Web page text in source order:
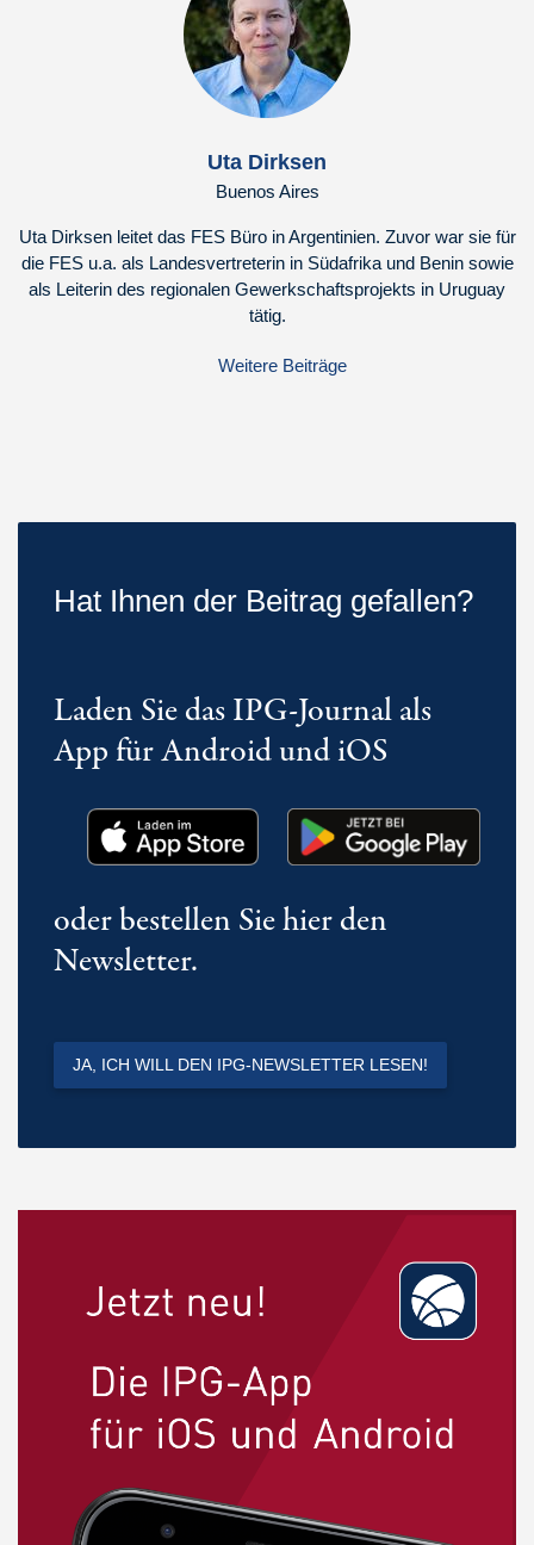
Uta Dirksen
Buenos Aires
Uta Dirksen leitet das FES Büro in Argentinien. Zuvor war sie für
die FES u.a. als Landesvertreterin in Südafrika und Benin sowie
als Leiterin des regionalen Gewerkschaftsprojekts in Uruguay
tätig.
Weitere Beiträge
Hat Ihnen der Beitrag gefallen?
Laden Sie das IPG-Journal als
App für Android und iOS
oder bestellen Sie hier den
Newsletter.
JA, ICH WILL DEN IPG-NEWSLETTER LESEN!